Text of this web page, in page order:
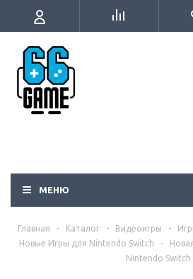
МЕНЮ
Главная - Каталог - Видеоигры -
Новые Игры для Nintendo Switch
-
Nintendo Switch